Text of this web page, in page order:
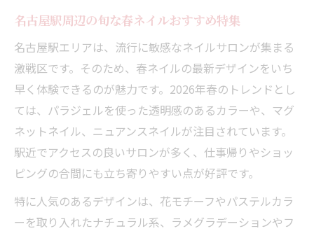
名古屋駅周辺の旬な春ネイルおすすめ特集
名古屋駅エリアは、流行に敏感なネイルサロンが集まる
激戦区です。そのため、春ネイルの最新デザインをいち
早く体験できるのが魅力です。2026年春のトレンドとし
ては、パラジェルを使った透明感のあるカラーや、マグ
ネットネイル、ニュアンスネイルが注目されています。
駅近でアクセスの良いサロンが多く、仕事帰りやショッ
ピングの合間にも立ち寄りやすい点が好評です。
特に人気のあるデザインは、花モチーフやパステルカラ
ーを取り入れたナチュラル系、ラメグラデーションやフ